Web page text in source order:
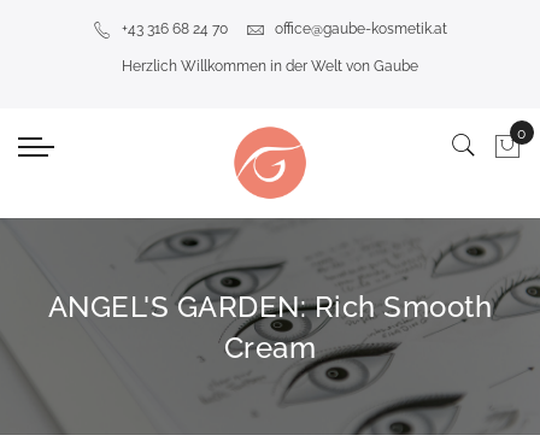
+43 316 68 24 70 office@gaube-kosmetik.at
Herzlich Willkommen in der Welt von Gaube
ANGEL'S GARDEN: Rich Smooth
Cream